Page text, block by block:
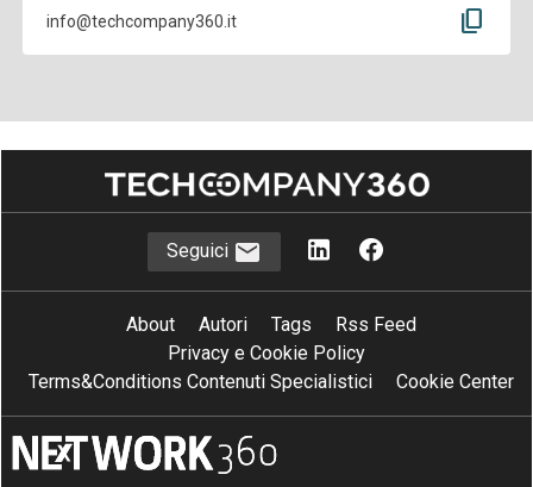
info@techcompany360.it content_copy
Seguici
About Autori Tags
Rss Feed
Privacy e Cookie Policy
Terms&Conditions Contenuti Specialistici
Cookie Center